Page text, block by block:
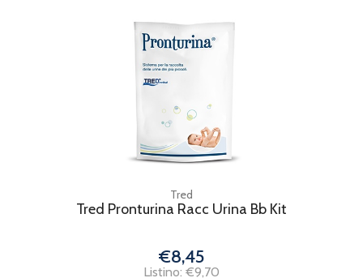
Tred
Tred Pronturina Racc Urina Bb Kit
€8,45
Listino: €9,70